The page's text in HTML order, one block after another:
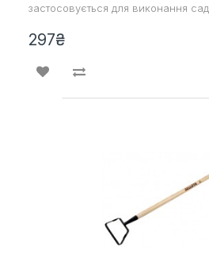
застосовується для виконання
297₴